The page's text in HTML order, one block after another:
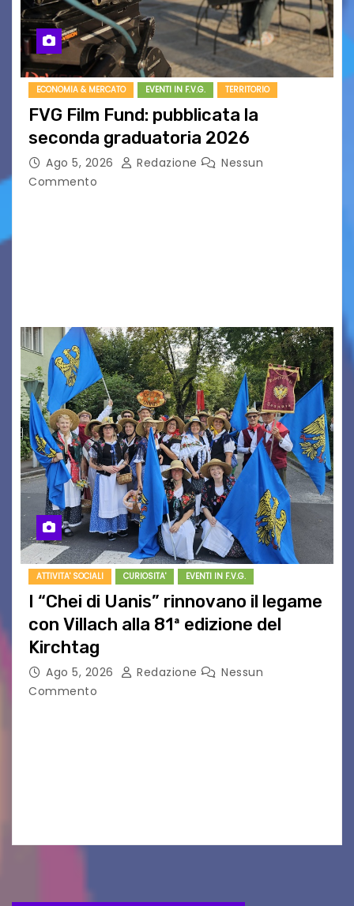
ECONOMIA & MERCATO EVENTI IN F.V.G. TERRITORIO
FVG Film Fund: pubblicata la
seconda graduatoria 2026
Ago 5, 2026 Redazione
Nessun
Commento
ATTIVITA' SOCIALI CURIOSITA' EVENTI IN F.V.G.
I “Chei di Uanis” rinnovano il legame
con Villach alla 81ª edizione del
Kirchtag
Ago 5, 2026 Redazione
Nessun
Commento